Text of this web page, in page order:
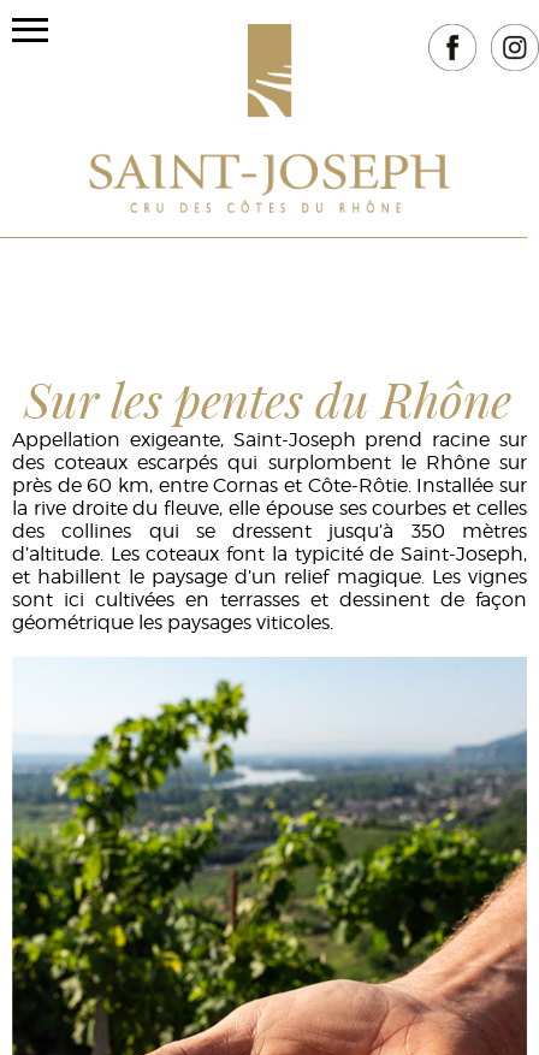
Sur les pentes du Rhône
Appellation exigeante, Saint-Joseph prend racine sur
des coteaux escarpés qui surplombent le Rhône sur
près de 60 km, entre Cornas et Côte-Rôtie. Installée sur
la rive droite du fleuve, elle épouse ses courbes et celles
des collines qui se dressent jusqu’à 350 mètres
d’altitude. Les coteaux font la typicité de Saint-Joseph,
et habillent le paysage d’un relief magique. Les vignes
sont ici cultivées en terrasses et dessinent de façon
géométrique les paysages viticoles.